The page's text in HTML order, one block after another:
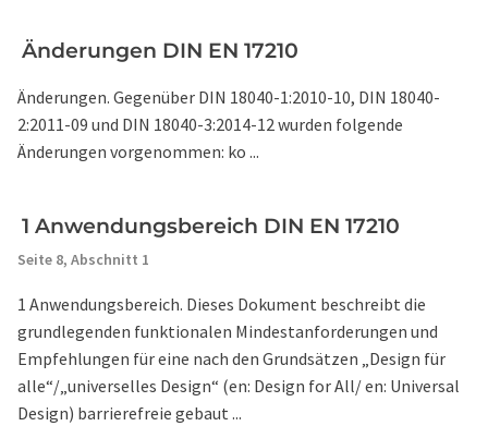
Änderungen DIN EN 17210
Änderungen. Gegenüber DIN 18040-1:2010-10, DIN 18040-
2:2011-09 und DIN 18040-3:2014-12 wurden folgende
Änderungen vorgenommen: ko ...
1 Anwendungsbereich DIN EN 17210
Seite 8, Abschnitt 1
1 Anwendungsbereich. Dieses Dokument beschreibt die
grundlegenden funktionalen Mindestanforderungen und
Empfehlungen für eine nach den Grundsätzen „Design für
alle“/„universelles Design“ (en: Design for All/ en: Universal
Design) barrierefreie gebaut ...